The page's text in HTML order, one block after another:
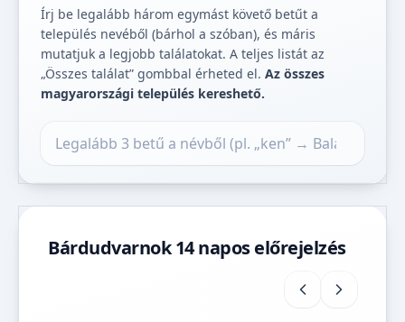
Írj be legalább három egymást követő betűt a
település nevéből (bárhol a szóban), és máris
mutatjuk a legjobb találatokat. A teljes listát az
„Összes találat” gombbal érheted el. Az összes
magyarországi település kereshető.
Bárdudvarnok 14 napos előrejelzés